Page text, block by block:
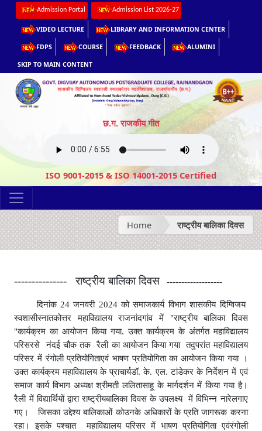
Admission Portal Admission List 2026-27
VIDEO LECTURE LIBRARY AND INFORMATION CENTER
FDPS COURSE FEEDBACK ALUMINI
SKIP TO MAIN CONTENT
छ.ग. राजकीय गीत
ISO 9001-2015 & ISO 14001-2015 Certified
Home राष्ट्रीय बालिका दिवस
--------------- राष्ट्रीय बालिका दिवस -------------------
दिनांक 24 जनवरी 2024 को समाजकार्य विभाग शासकीय दिग्विजय
स्वशासीस्नातकोत्तर महाविद्यालय राजनांदगांव में "राष्ट्रीय बालिका दिवस
"कार्यक्रम का आयोजन किया गया. उक्त कार्यक्रम के अंतर्गत महाविद्यालय
परिसरसे नंदई चौक तक रैली का आयोजन किया गया तदुपरांत महाविद्यालय
परिसर में रंगोली प्रतियोगिताएवं भाषण प्रतियोगिता का आयोजन किया गया ।
उक्त कार्यक्रम महाविद्यालय के प्राचार्यडॉ. के. एल. टांडेकर के निर्देशन में एवं
समाज कार्य विभाग अध्यक्ष श्रीमती ललितासाहू के मार्गदर्शन में किया गया है।
रैली में विद्यार्थियों द्वारा राष्ट्रीयबालिका दिवस के उपलक्ष्य में विभिन्न नारेलगाए
गए। जिसका उद्देश्य बालिकाओं कोउनके अधिकारों के प्रति जागरूक करना
रहा। इसके पश्चात महाविद्यालय परिसर में भाषण प्रतियोगिता एवंरंगोली